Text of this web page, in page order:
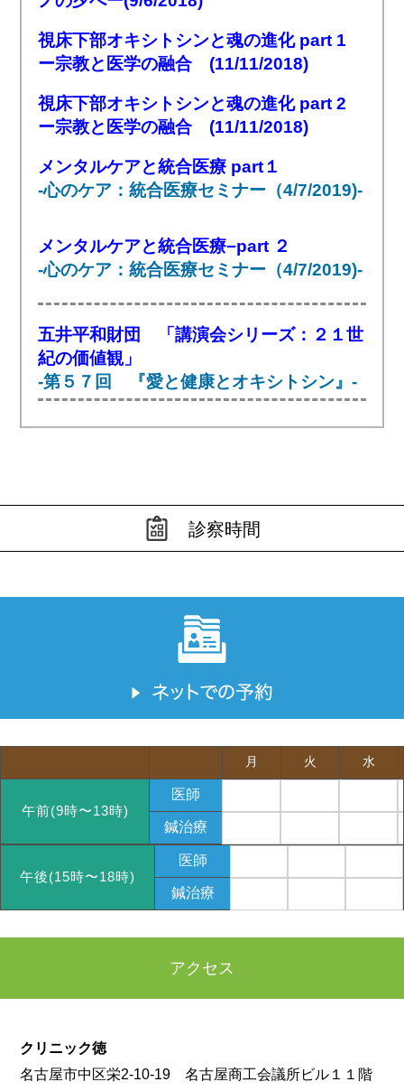
視床下部オキシトシンと魂の進化 part 1
ー宗教と医学の融合 (11/11/2018)
視床下部オキシトシンと魂の進化 part 2
ー宗教と医学の融合 (11/11/2018)
メンタルケアと統合医療 part１
-心のケア：統合医療セミナー（4/7/2019)-
メンタルケアと統合医療−part ２
-心のケア：統合医療セミナー（4/7/2019)-
五井平和財団 「講演会シリーズ：２１世
紀の価値観」
-第５７回 『愛と健康とオキシトシン』-
診察時間
月 火 水
午前(9時〜13時)
医師
鍼治療
午後(15時〜18時)
医師
鍼治療
アクセス
クリニック徳
名古屋市中区栄2-10-19 名古屋商工会議所ビル１１階